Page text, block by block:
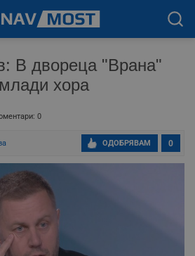
В двореца "Врана"
хора
0
0
ОДОБРЯВАМ